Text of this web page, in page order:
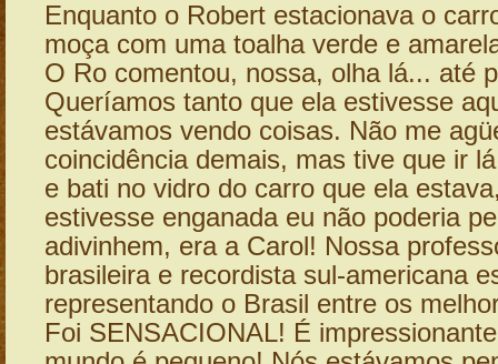
Enquanto o Robert estacionava o
moça com uma toalha verde e
O Ro comentou, nossa, olha lá... até
Queríamos tanto que ela estivesse
estávamos vendo coisas. Não me
coincidência demais, mas tive que ir
e bati no vidro do carro que ela
estivesse enganada eu não poderia
adivinhem, era a Carol! Nossa
brasileira e recordista sul-americana
representando o Brasil entre os
Foi SENSACIONAL! É